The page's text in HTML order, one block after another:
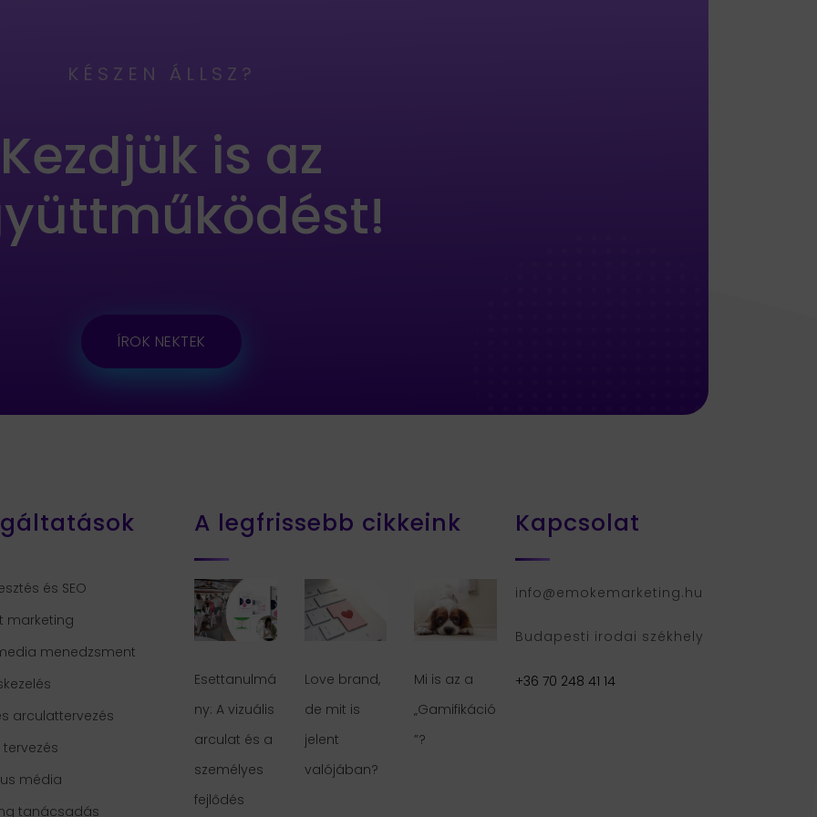
KÉSZEN ÁLLSZ?
Kezdjük is az
ÍROK NEKTEK
és SEO
marketing
menedzsment
arculattervezés
média
tanácsadás
A legfrissebb cikkeink
Esettanulmá
ny: A vizuális
arculat és a
személyes
fejlődés
Love brand,
de mit is
jelent
valójában?
Mi is az a
„Gamifikáció
”?
Kapcsolat
info@emokemarketing.hu
Budapesti irodai székhely
+36 70 248 41 14